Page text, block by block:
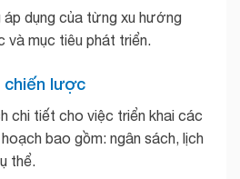
áp dụng của từng xu hướng
và mục tiêu phát triển.
chiến lược
chi tiết cho việc triển khai các
bao gồm: ngân sách, lịch
thể.